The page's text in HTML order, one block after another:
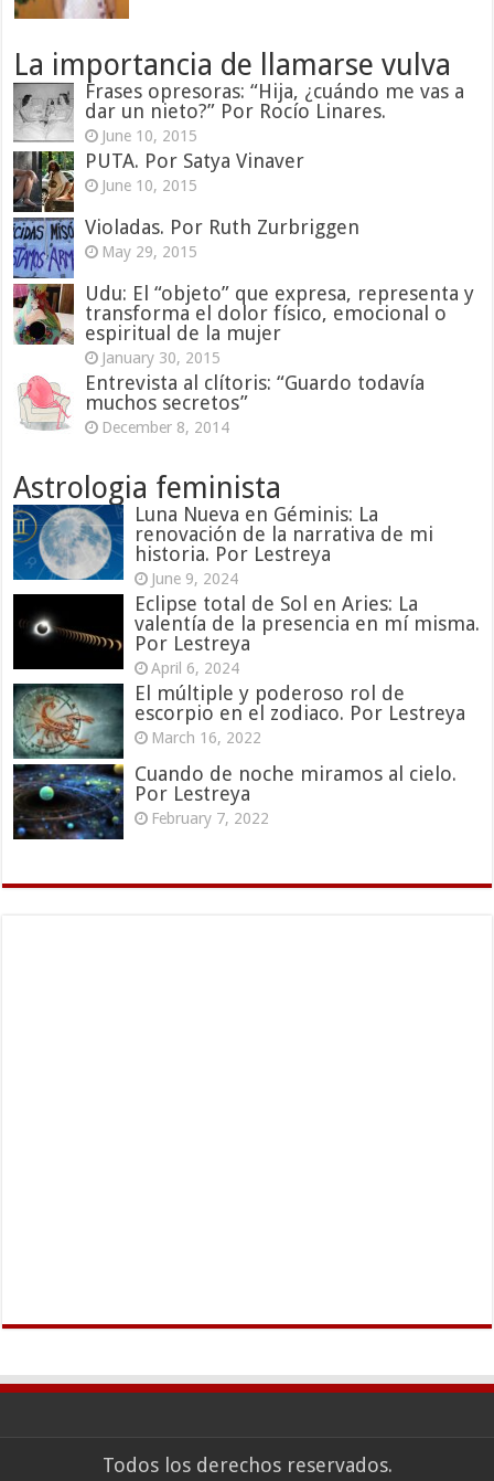
La importancia de llamarse vulva
Frases opresoras: “Hija, ¿cuándo me vas a
dar un nieto?” Por Rocío Linares.
June 10, 2015
PUTA. Por Satya Vinaver
June 10, 2015
Violadas. Por Ruth Zurbriggen
May 29, 2015
Udu: El “objeto” que expresa, representa y
transforma el dolor físico, emocional o
espiritual de la mujer
January 30, 2015
Entrevista al clítoris: “Guardo todavía
muchos secretos”
December 8, 2014
Astrologia feminista
Luna Nueva en Géminis: La
renovación de la narrativa de mi
historia. Por Lestreya
June 9, 2024
Eclipse total de Sol en Aries: La
valentía de la presencia en mí misma.
Por Lestreya
April 6, 2024
El múltiple y poderoso rol de
escorpio en el zodiaco. Por Lestreya
March 16, 2022
Cuando de noche miramos al cielo.
Por Lestreya
February 7, 2022
Todos los derechos reservados.